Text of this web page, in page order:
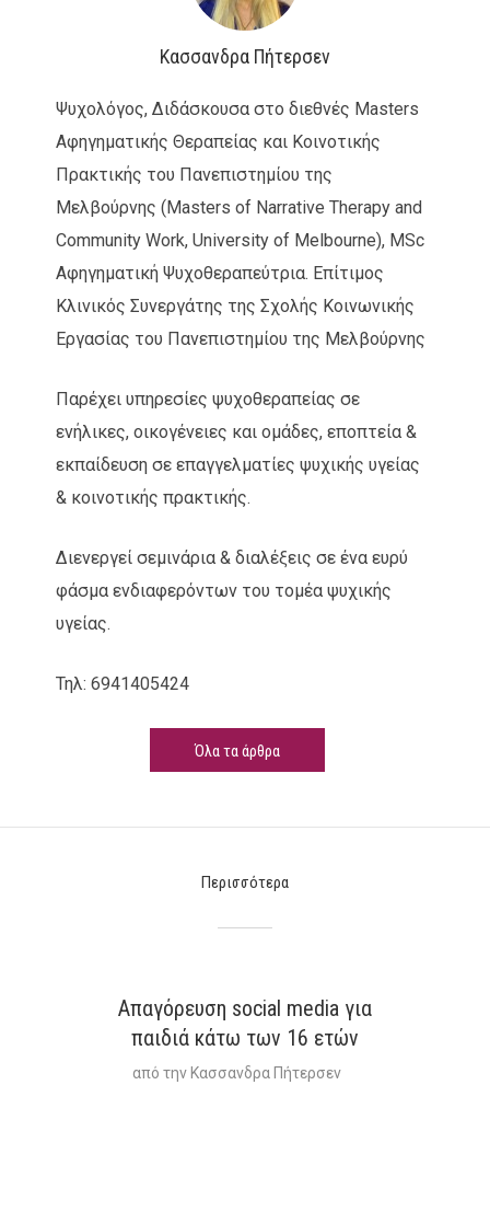
Κασσανδρα Πήτερσεν
Ψυχολόγος, Διδάσκουσα στο διεθνές Masters
Αφηγηματικής Θεραπείας και Κοινοτικής
Πρακτικής του Πανεπιστημίου της
Μελβούρνης (Masters of Narrative Therapy and
Community Work, University of Melbourne), MSc
Αφηγηματική Ψυχοθεραπεύτρια. Επίτιμος
Κλινικός Συνεργάτης της Σχολής Κοινωνικής
Εργασίας του Πανεπιστημίου της Μελβούρνης
Παρέχει υπηρεσίες ψυχοθεραπείας σε
ενήλικες, οικογένειες και ομάδες, εποπτεία &
εκπαίδευση σε επαγγελματίες ψυχικής υγείας
& κοινοτικής πρακτικής.
Διενεργεί σεμινάρια & διαλέξεις σε ένα ευρύ
φάσμα ενδιαφερόντων του τομέα ψυχικής
υγείας.
Τηλ: 6941405424
Όλα τα άρθρα
Περισσότερα
Απαγόρευση social media για
παιδιά κάτω των 16 ετών
από την Κασσανδρα Πήτερσεν